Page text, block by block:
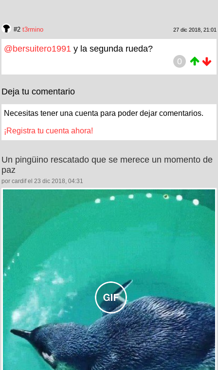
#2 t3rmino 27 dic 2018, 21:01
@bersuitero1991 y la segunda rueda?
0
Deja tu comentario
Necesitas tener una cuenta para poder dejar comentarios.
¡Registra tu cuenta ahora!
Un pingüino rescatado que se merece un momento de
paz
por cardif el 23 dic 2018, 04:31